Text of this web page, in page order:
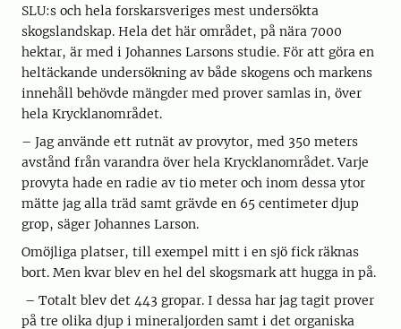
SLU:s och hela forskarsveriges mest undersökta
skogslandskap. Hela det här området, på nära 7000
hektar, är med i Johannes Larsons studie. För att göra en
heltäckande undersökning av både skogens och markens
innehåll behövde mängder med prover samlas in, över
hela Krycklanområdet.
– Jag använde ett rutnät av provytor, med 350 meters
avstånd från varandra över hela Krycklanområdet. Varje
provyta hade en radie av tio meter och inom dessa ytor
mätte jag alla träd samt grävde en 65 centimeter djup
grop, säger Johannes Larson.
Omöjliga platser, till exempel mitt i en sjö fick räknas
bort. Men kvar blev en hel del skogsmark att hugga in på.
– Totalt blev det 443 gropar. I dessa har jag tagit prover
på tre olika djup i mineraljorden samt i det organiska